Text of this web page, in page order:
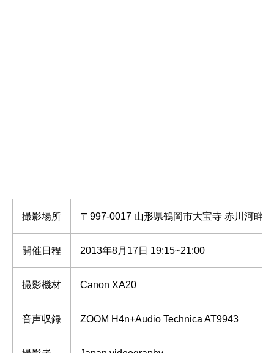
撮影場所 〒997-0017 山形県鶴岡市大宝寺 赤川河畔
開催日程 2013年8月17日 19:15~21:00
撮影機材 Canon XA20
音声収録 ZOOM H4n+Audio Technica AT9943